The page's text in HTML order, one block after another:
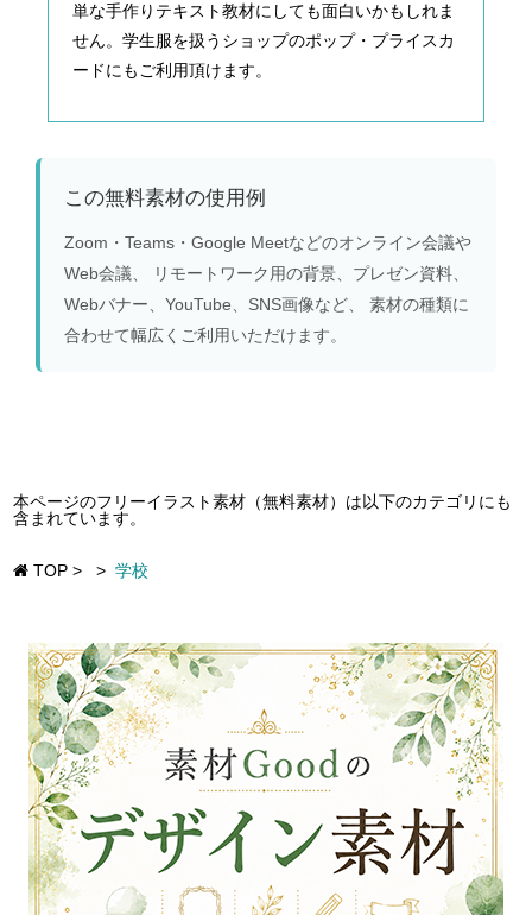
単な手作りテキスト教材にしても面白いかもしれま
せん。学生服を扱うショップのポップ・プライスカ
ードにもご利用頂けます。
この無料素材の使用例
Zoom・Teams・Google Meetなどのオンライン会議や
Web会議、 リモートワーク用の背景、プレゼン資料、
Webバナー、YouTube、SNS画像など、 素材の種類に
合わせて幅広くご利用いただけます。
本ページのフリーイラスト素材（無料素材）は以下のカテゴリにも
含まれています。
TOP > > 学校